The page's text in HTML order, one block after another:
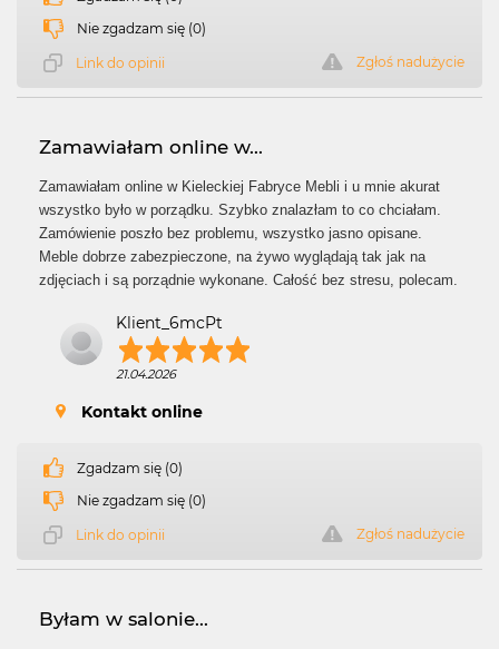
Nie zgadzam się (0)
Link do opinii Zgłoś nadużycie
Zamawiałam online w...
Zamawiałam online w Kieleckiej Fabryce Mebli i u mnie akurat
wszystko było w porządku. Szybko znalazłam to co chciałam.
Zamówienie poszło bez problemu, wszystko jasno opisane.
Meble dobrze zabezpieczone, na żywo wyglądają tak jak na
zdjęciach i są porządnie wykonane. Całość bez stresu, polecam.
Klient_6mcPt
21.04.2026
Kontakt online
Zgadzam się (0)
Nie zgadzam się (0)
Link do opinii Zgłoś nadużycie
Byłam w salonie...